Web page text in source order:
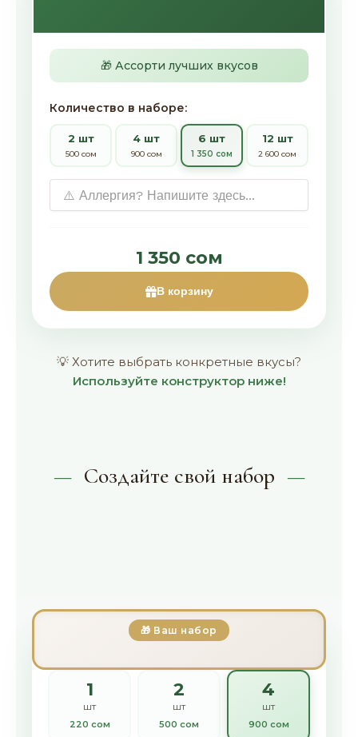
🎁 Ассорти лучших вкусов
Количество в наборе:
2 шт
500 сом
4 шт
900 сом
6 шт
1 350 сом
12 шт
2 600 сом
1 350 сом
В корзину
💡 Хотите выбрать конкретные вкусы?
Используйте конструктор ниже!
Создайте свой набор
1
шт
220 сом
2
шт
500 сом
4
шт
900 сом